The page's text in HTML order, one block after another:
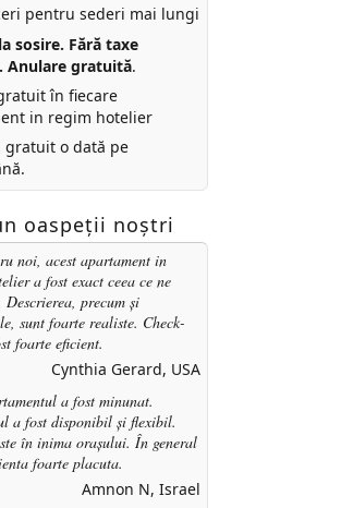
pentru sederi mai lungi
sosire. Fără taxe
Anulare gratuită.
în fiecare
in regim hotelier
gratuit o dată pe
oaspeții noștri
noi, acest apartament in
a fost exact ceea ce ne
Descrierea, precum și
sunt foarte realiste. Check-
foarte eficient.
Cynthia Gerard, USA
a fost minunat.
a fost disponibil și flexibil.
în inima orașului. În general
foarte placuta.
Amnon N, Israel